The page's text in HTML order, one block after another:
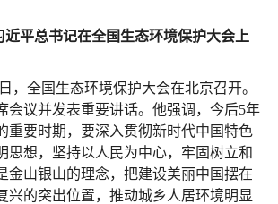
近平总书记在全国生态环境保护大会上
，全国生态环境保护大会在北京召开。
会议并发表重要讲话。他强调，今后5年
重要时期，要深入贯彻新时代中国特色
思想，坚持以人民为中心，牢固树立和
金山银山的理念，把建设美丽中国摆在
兴的突出位置，推动城乡人居环境明显